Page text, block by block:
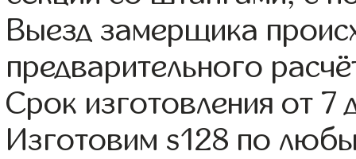
Выезд замерщика
предварительного
Срок изготовления от 7
Изготовим s128 по